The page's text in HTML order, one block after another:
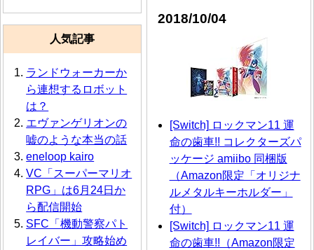
人気記事
ランドウォーカーか
ら連想するロボット
は？
エヴァンゲリオンの
嘘のような本当の話
eneloop kairo
VC「スーパーマリオ
RPG」は6月24日か
ら配信開始
SFC「機動警察パト
レイバー」攻略始め
2018/10/04
[Switch] ロックマン11 運
命の歯車!! コレクターズパ
ッケージ amiibo 同梱版
（Amazon限定「オリジナ
ルメタルキーホルダー」
付）
[Switch] ロックマン11 運
命の歯車!!（Amazon限定